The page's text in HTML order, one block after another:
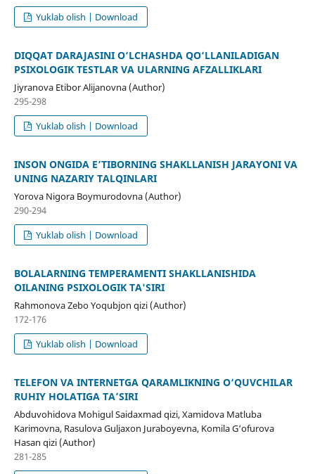
Yuklab olish | Download
DIQQAT DARAJASINI O‘LCHASHDA QO‘LLANILADIGAN
PSIXOLOGIK TESTLAR VA ULARNING AFZALLIKLARI
Jiyranova Etibor Alijanovna (Author)
295-298
Yuklab olish | Download
INSON ONGIDA E’TIBORNING SHAKLLANISH JARAYONI VA
UNING NAZARIY TALQINLARI
Yorova Nigora Boymurodovna (Author)
290-294
Yuklab olish | Download
BOLALARNING TEMPERAMENTI SHAKLLANISHIDA
OILANING PSIXOLOGIK TA'SIRI
Rahmonova Zebo Yoqubjon qizi (Author)
172-176
Yuklab olish | Download
TELEFON VA INTERNETGA QARAMLIKNING O‘QUVCHILAR
RUHIY HOLATIGA TA’SIRI
Abduvohidova Mohigul Saidaxmad qizi, Xamidova Matluba
Karimovna, Rasulova Guljaxon Juraboyevna, Komila G‘ofurova
Hasan qizi (Author)
281-285